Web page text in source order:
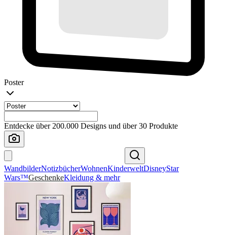
Poster
Entdecke über 200.000 Designs und über 30 Produkte
WandbilderNotizbücherWohnenKinderweltDisneyStar
Wars™GeschenkeKleidung & mehr